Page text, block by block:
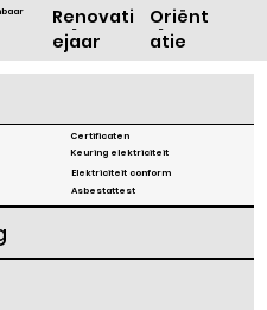
Renovati
ejaar
Oriënt
atie
- -
Keuring elektriciteit
Elektriciteit conform
Asbestattest
Certificaten